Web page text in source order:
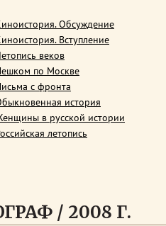
Обсуждение
Вступление
веков
по Москве
с фронта
история
в русской истории
летопись
/ 2008 Г.